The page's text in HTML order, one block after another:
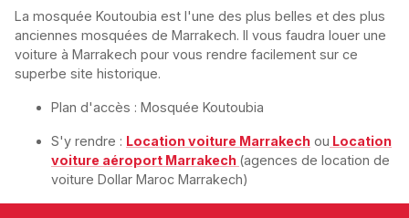
La mosquée Koutoubia est l'une des plus belles et des plus
anciennes mosquées de Marrakech. Il vous faudra louer une
voiture à Marrakech pour vous rendre facilement sur ce
superbe site historique.
Plan d'accès : Mosquée Koutoubia
S'y rendre : Location voiture Marrakech ou Location
voiture aéroport Marrakech (agences de location de
voiture Dollar Maroc Marrakech)